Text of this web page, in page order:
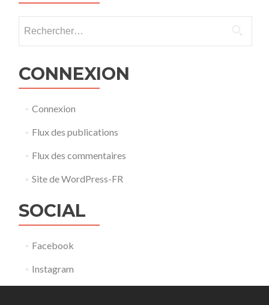
CONNEXION
Connexion
Flux des publications
Flux des commentaires
Site de WordPress-FR
SOCIAL
Facebook
Instagram